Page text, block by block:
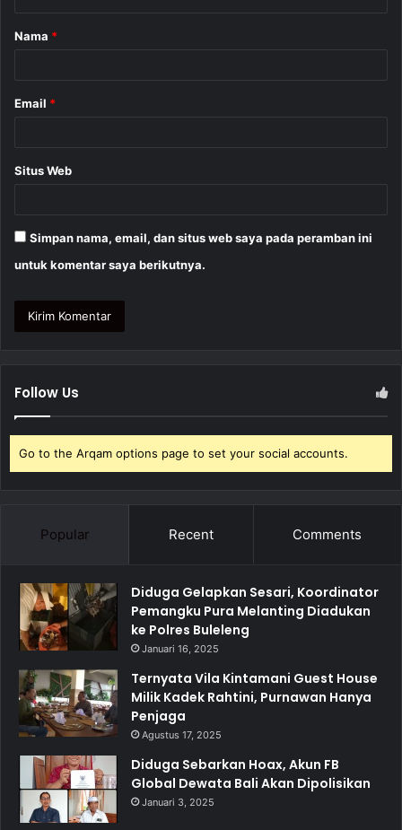
r
Nama *
Email *
Situs Web
Simpan nama, email, dan situs web saya pada peramban ini
untuk komentar saya berikutnya.
Follow Us
Go to the Arqam options page to set your social accounts.
Popular Recent Comments
Diduga Gelapkan Sesari, Koordinator
Pemangku Pura Melanting Diadukan
ke Polres Buleleng
Januari 16, 2025
Ternyata Vila Kintamani Guest House
Milik Kadek Rahtini, Purnawan Hanya
Penjaga
Agustus 17, 2025
Diduga Sebarkan Hoax, Akun FB
Global Dewata Bali Akan Dipolisikan
Januari 3, 2025